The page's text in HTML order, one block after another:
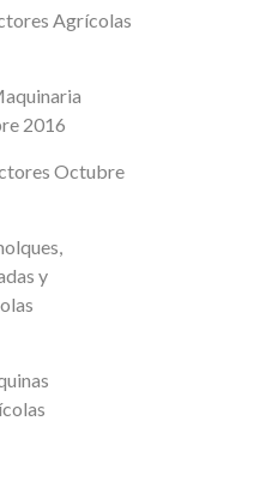
Agrícolas
2016
Octubre
y